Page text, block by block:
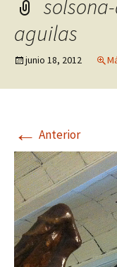
aguilas
junio 18, 2012
← Anterior